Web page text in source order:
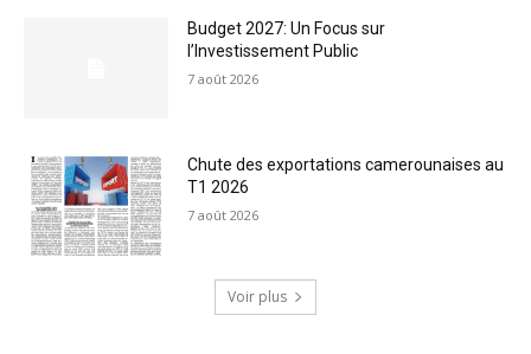
Budget 2027: Un Focus sur
l’Investissement Public
7 août 2026
Chute des exportations camerounaises au
T1 2026
7 août 2026
Voir plus